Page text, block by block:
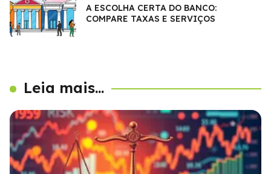
A ESCOLHA CERTA DO BANCO:
COMPARE TAXAS E SERVIÇOS
Leia mais...